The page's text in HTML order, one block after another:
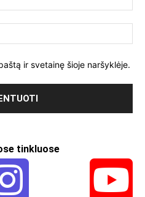
ir svetainę šioje naršyklėje.
tinkluose